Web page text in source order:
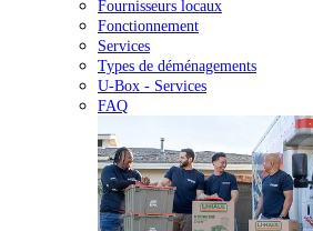
Fournisseurs locaux
Fonctionnement
Services
Types de déménagements
U-Box - Services
FAQ